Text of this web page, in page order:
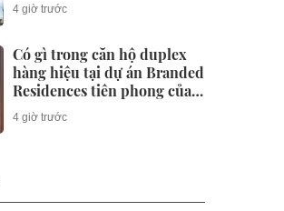
4 giờ trước
Có gì trong căn hộ duplex
hàng hiệu tại dự án Branded
Residences tiên phong của
KĐT Ciputra?
4 giờ trước